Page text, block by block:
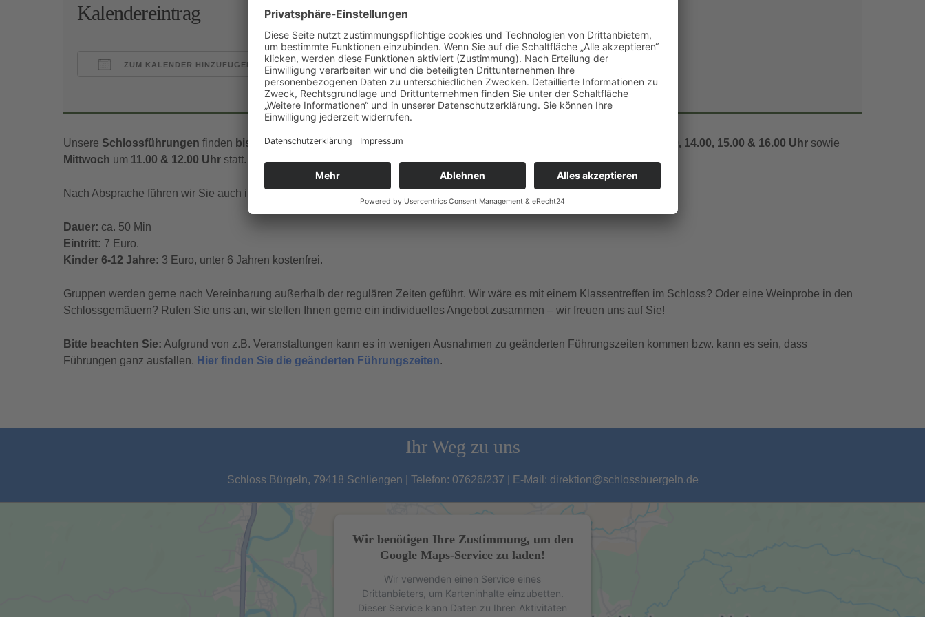
Kalendereintrag
ZUM KALENDER HINZUFÜGEN
Google Kalender iCalendar
Unsere Schlossführungen finden bis Mitte November Dienstag, Donnerstag, Freitag, Samstag, Sonntag um 11.00, 12.00, 14.00, 15.00 & 16.00 Uhr sowie
Mittwoch um 11.00 & 12.00 Uhr statt.
Nach Absprache führen wir Sie auch in englischer und französischer Sprache.
Dauer: ca. 50 Min
Eintritt: 7 Euro.
Kinder 6-12 Jahre: 3 Euro, unter 6 Jahren kostenfrei.
Gruppen werden gerne nach Vereinbarung außerhalb der regulären Zeiten geführt. Wir wäre es mit einem Klassentreffen im Schloss? Oder eine Weinprobe in den
Schlossgemäuern? Rufen Sie uns an, wir stellen Ihnen gerne ein individuelles Angebot zusammen – wir freuen uns auf Sie!
Bitte beachten Sie: Aufgrund von z.B. Veranstaltungen kann es in wenigen Ausnahmen zu geänderten Führungszeiten kommen bzw. kann es sein, dass
Führungen ganz ausfallen. Hier finden Sie die geänderten Führungszeiten.
Ihr Weg zu uns
Schloss Bürgeln, 79418 Schliengen | Telefon: 07626/237 | E-Mail: direktion@schlossbuergeln.de
Wir benötigen Ihre Zustimmung, um den
Google Maps-Service zu laden!
Wir verwenden einen Service eines
Drittanbieters, um Karteninhalte einzubetten.
Dieser Service kann Daten zu Ihren Aktivitäten